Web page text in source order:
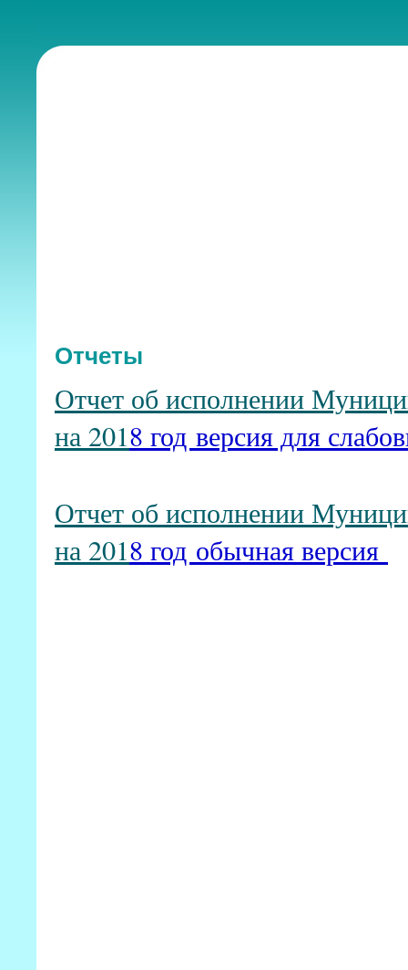
Отчеты
Отчет об исполнении
на 2018 год версия для
Отчет об исполнении
на 2018 год обычная версия